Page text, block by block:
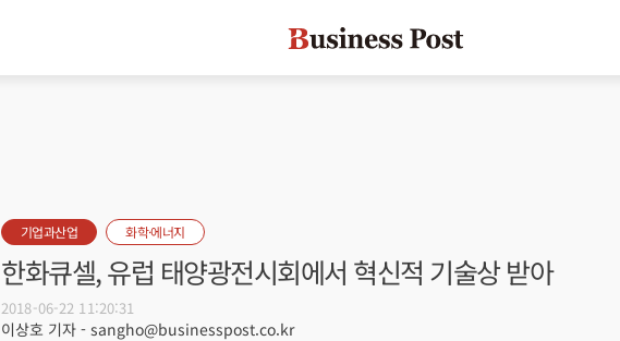
기업과산업 화학·에너지
한화큐셀, 유럽 태양광전시회에서 혁신적 기술상 받아
2018-06-22 11:20:31
이상호 기자 - sangho@businesspost.co.kr